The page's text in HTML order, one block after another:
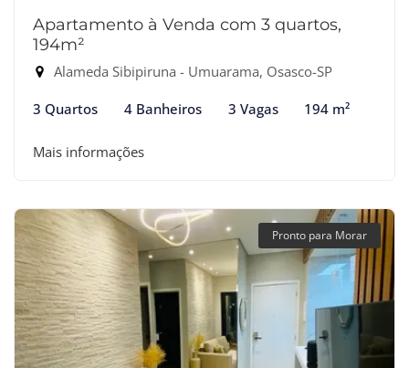
Apartamento à Venda com 3 quartos,
194m²
Alameda Sibipiruna - Umuarama, Osasco-SP
3 Quartos 4 Banheiros 3 Vagas 194 m²
Mais informações
Pronto para Morar